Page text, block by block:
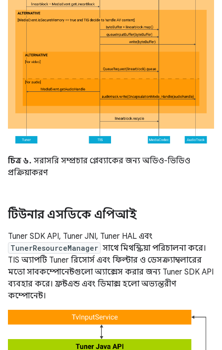
চিত্র ৬. সরাসরি সম্প্রচার প্লেব্যাকের জন্য অডিও-ভিডিও
প্রক্রিয়াকরণ
টিউনার এসডিকে এপিআই
Tuner SDK API, Tuner JNI, Tuner HAL এবং
TunerResourceManager সাথে মিথস্ক্রিয়া পরিচালনা করে।
TIS অ্যাপটি Tuner রিসোর্স এবং ফিল্টার ও ডেসক্র্যাম্বলারের
মতো সাবকম্পোনেন্টগুলো অ্যাক্সেস করার জন্য Tuner SDK API
ব্যবহার করে। ফ্রন্টএন্ড এবং ডিমাক্স হলো অভ্যন্তরীণ
কম্পোনেন্ট।